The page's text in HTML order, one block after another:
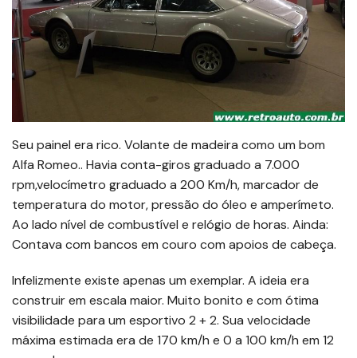
Seu painel era rico. Volante de madeira como um bom
Alfa Romeo.. Havia conta-giros graduado a 7.000
rpm,velocímetro graduado a 200 Km/h, marcador de
temperatura do motor, pressão do óleo e amperímeto.
Ao lado nível de combustível e relógio de horas. Ainda:
Contava com bancos em couro com apoios de cabeça.
Infelizmente existe apenas um exemplar. A ideia era
construir em escala maior. Muito bonito e com ótima
visibilidade para um esportivo 2 + 2. Sua velocidade
máxima estimada era de 170 km/h e 0 a 100 km/h em 12